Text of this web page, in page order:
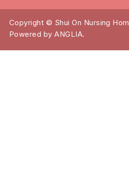
Copyright © Shui On Nursing
Powered byANGLIA.